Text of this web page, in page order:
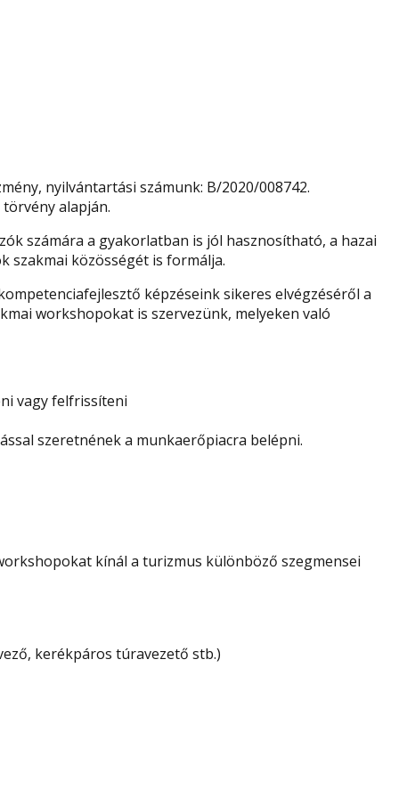
nyilvántartási számunk: B/2020/008742.
alapján.
számára a gyakorlatban is jól hasznosítható, a hazai
szakmai közösségét is formálja.
képzéseink sikeres elvégzéséről a
workshopokat is szervezünk, melyeken való
vagy felfrissíteni
szeretnének a munkaerőpiacra belépni.
kínál a turizmus különböző szegmensei
kerékpáros túravezető stb.)